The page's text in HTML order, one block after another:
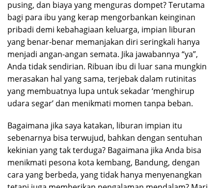
pusing, dan biaya yang menguras dompet? Terutama
bagi para ibu yang kerap mengorbankan keinginan
pribadi demi kebahagiaan keluarga, impian liburan
yang benar-benar memanjakan diri seringkali hanya
menjadi angan-angan semata. Jika jawabannya “ya”,
Anda tidak sendirian. Ribuan ibu di luar sana mungkin
merasakan hal yang sama, terjebak dalam rutinitas
yang membuatnya lupa untuk sekadar ‘menghirup
udara segar’ dan menikmati momen tanpa beban.
Bagaimana jika saya katakan, liburan impian itu
sebenarnya bisa terwujud, bahkan dengan sentuhan
kekinian yang tak terduga? Bagaimana jika Anda bisa
menikmati pesona kota kembang, Bandung, dengan
cara yang berbeda, yang tidak hanya menyenangkan